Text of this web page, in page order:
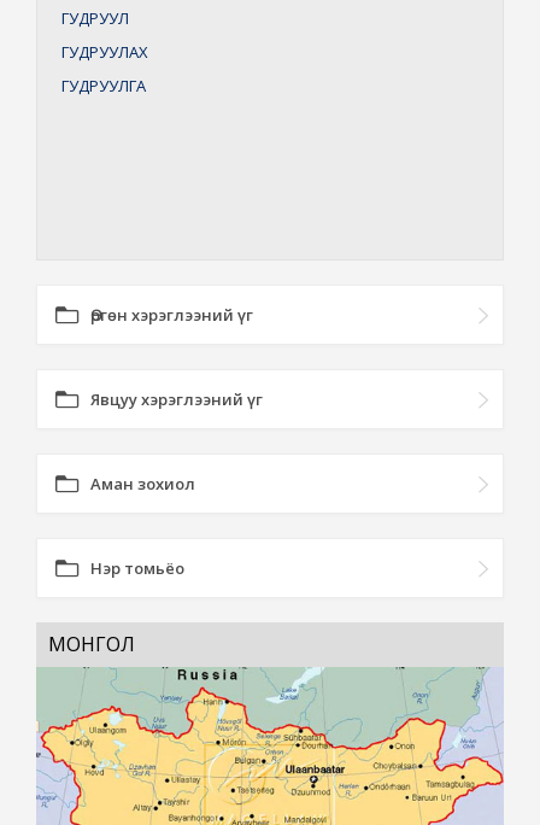
ГУДРУУЛ
ГУДРУУЛАХ
ГУДРУУЛГА
Өргөн хэрэглээний үг
Явцуу хэрэглээний үг
Аман зохиол
Нэр томьёо
МОНГОЛ